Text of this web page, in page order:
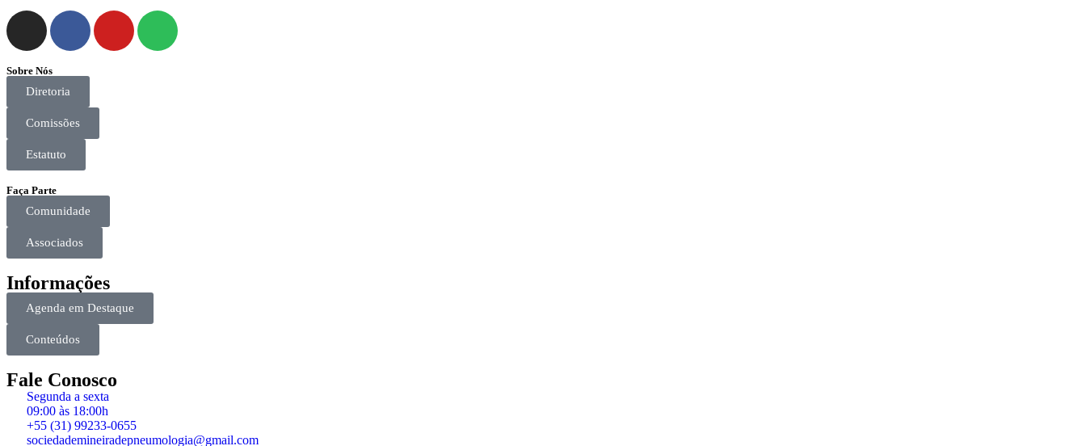
Sobre Nós
Diretoria
Comissões
Estatuto
Faça Parte
Comunidade
Associados
Informações
Agenda em Destaque
Conteúdos
Fale Conosco
Segunda a sexta
09:00 às 18:00h
+55 (31) 99233-0655
sociedademineiradepneumologia@gmail.com